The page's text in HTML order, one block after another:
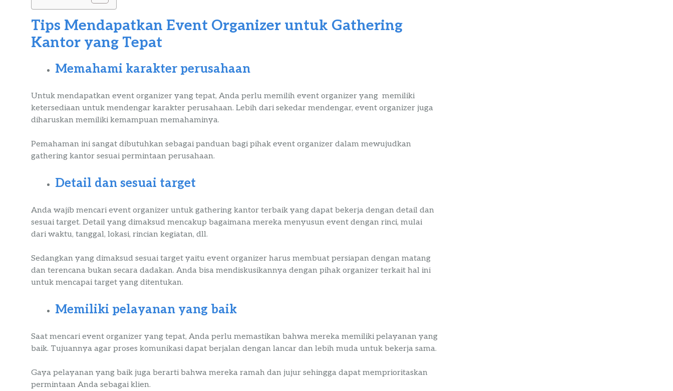
Tips Mendapatkan Event Organizer untuk Gathering
Kantor yang Tepat
Memahami karakter perusahaan
Untuk mendapatkan event organizer yang tepat, Anda perlu memilih event organizer yang memiliki
ketersediaan untuk mendengar karakter perusahaan. Lebih dari sekedar mendengar, event organizer juga
diharuskan memiliki kemampuan memahaminya.
Pemahaman ini sangat dibutuhkan sebagai panduan bagi pihak event organizer dalam mewujudkan
gathering kantor sesuai permintaan perusahaan.
Detail dan sesuai target
Anda wajib mencari event organizer untuk gathering kantor terbaik yang dapat bekerja dengan detail dan
sesuai target. Detail yang dimaksud mencakup bagaimana mereka menyusun event dengan rinci, mulai
dari waktu, tanggal, lokasi, rincian kegiatan, dll.
Sedangkan yang dimaksud sesuai target yaitu event organizer harus membuat persiapan dengan matang
dan terencana bukan secara dadakan. Anda bisa mendiskusikannya dengan pihak organizer terkait hal ini
untuk mencapai target yang ditentukan.
Memiliki pelayanan yang baik
Saat mencari event organizer yang tepat, Anda perlu memastikan bahwa mereka memiliki pelayanan yang
baik. Tujuannya agar proses komunikasi dapat berjalan dengan lancar dan lebih muda untuk bekerja sama.
Gaya pelayanan yang baik juga berarti bahwa mereka ramah dan jujur sehingga dapat memprioritaskan
permintaan Anda sebagai klien.